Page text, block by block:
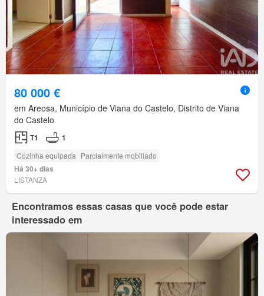
80 000 €
em Areosa, Município de Viana do Castelo, Distrito de Viana
do Castelo
T1 1
Cozinha equipada Parcialmente mobiliado
Há 30+ dias
LISTANZA
Encontramos essas casas que você pode estar
interessado em